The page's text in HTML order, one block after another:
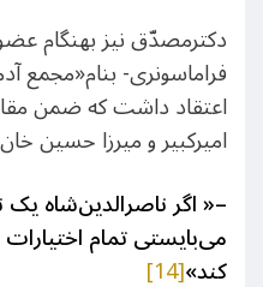
دکترمصدّق نیز بهنگام
فراماسونری- بنام«مجمع
اعتقاد داشت که ضمن
امیرکبیر و میرزا حسین
–
«اگر ناصرالدین‌شاه یک
می‌بایستی تمام
کند»[14]